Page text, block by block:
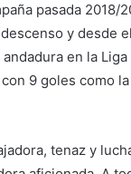
pasada
y desde
en la
9 goles como
tenaz y